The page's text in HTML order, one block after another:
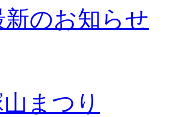
新のお知らせ
まつり